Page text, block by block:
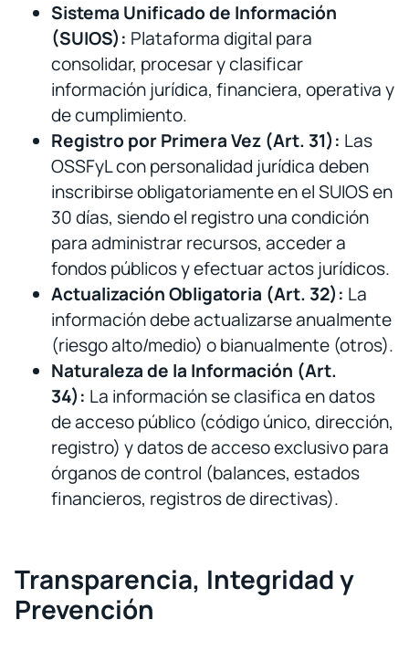
Sistema Unificado de Información
(SUIOS): Plataforma digital para
consolidar, procesar y clasificar
información jurídica, financiera, operativa y
de cumplimiento.
Registro por Primera Vez (Art. 31): Las
OSSFyL con personalidad jurídica deben
inscribirse obligatoriamente en el SUIOS en
30 días, siendo el registro una condición
para administrar recursos, acceder a
fondos públicos y efectuar actos jurídicos.
Actualización Obligatoria (Art. 32): La
información debe actualizarse anualmente
(riesgo alto/medio) o bianualmente (otros).
Naturaleza de la Información (Art.
34): La información se clasifica en datos
de acceso público (código único, dirección,
registro) y datos de acceso exclusivo para
órganos de control (balances, estados
financieros, registros de directivas).
Transparencia, Integridad y
Prevención